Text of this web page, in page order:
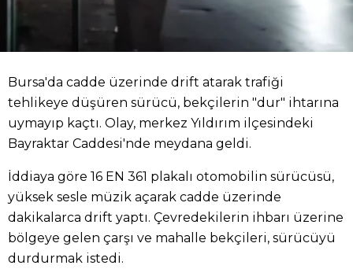
Bursa'da cadde üzerinde drift atarak trafiği
tehlikeye düşüren sürücü, bekçilerin "dur" ihtarına
uymayıp kaçtı. Olay, merkez Yıldırım ilçesindeki
Bayraktar Caddesi'nde meydana geldi.
İddiaya göre 16 EN 361 plakalı otomobilin sürücüsü,
yüksek sesle müzik açarak cadde üzerinde
dakikalarca drift yaptı. Çevredekilerin ihbarı üzerine
bölgeye gelen çarşı ve mahalle bekçileri, sürücüyü
durdurmak istedi.